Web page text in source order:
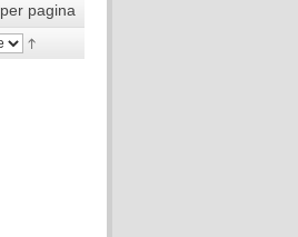
per pagina